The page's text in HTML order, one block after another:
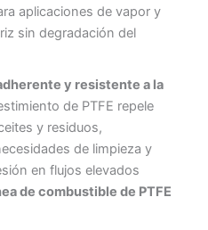
aplicaciones de vapor y
sin degradación del
y resistente a la
de PTFE repele
y residuos,
de limpieza y
en flujos elevados
de combustible de PTFE